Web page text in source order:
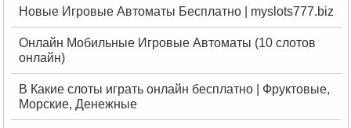
Новые Игровые Автоматы Бесплатно | myslots777.biz
Онлайн Мобильные Игровые Автоматы (10 слотов
онлайн)
В Какие слоты играть онлайн бесплатно | Фруктовые,
Морские, Денежные